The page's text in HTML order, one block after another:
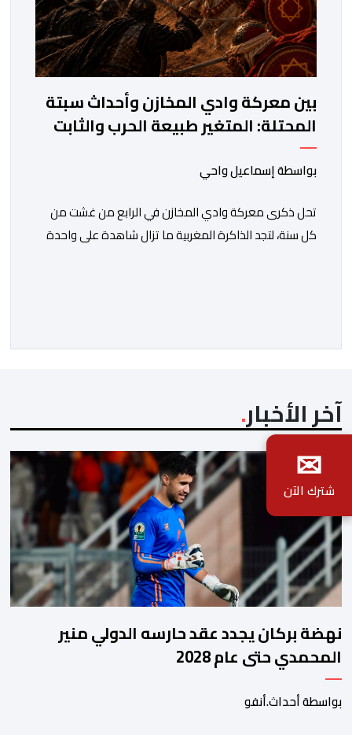
بين معركة وادي المخازن وأحداث سبتة
المحتلة: المتغير طبيعة الحرب والثابت
جدار الصد الوطني
بواسطة إسماعيل واحي
تحل ذكرى معركة وادي المخازن في الرابع من غشت من
كل سنة، لتجد الذاكرة المغربية ما تزال شاهدة على واحدة
آخر الأخبار
نهضة بركان يجدد عقد حارسه الدولي منير
المحمدي حتى عام 2028
بواسطة أحداث.أنفو
✉
شترك الآن